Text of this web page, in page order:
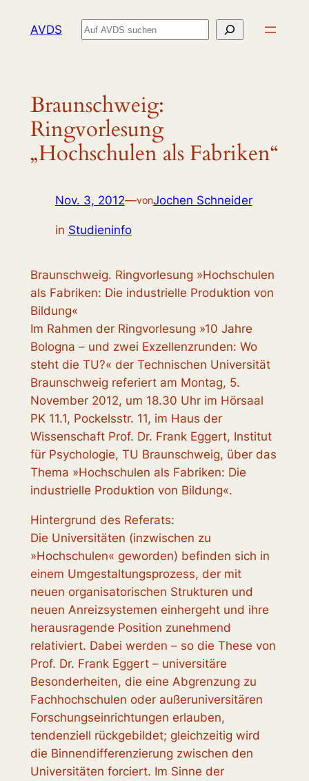
InhaltAVDS Suchen
Braunschweig:
Ringvorlesung
„Hochschulen als Fabriken“
Nov. 3, 2012—vonJochen Schneider
in Studieninfo
Braunschweig. Ringvorlesung »Hochschulen
als Fabriken: Die industrielle Produktion von
Bildung«
Im Rahmen der Ringvorlesung »10 Jahre
Bologna – und zwei Exzellenzrunden: Wo
steht die TU?« der Technischen Universität
Braunschweig referiert am Montag, 5.
November 2012, um 18.30 Uhr im Hörsaal
PK 11.1, Pockelsstr. 11, im Haus der
Wissenschaft Prof. Dr. Frank Eggert, Institut
für Psychologie, TU Braunschweig, über das
Thema »Hochschulen als Fabriken: Die
industrielle Produktion von Bildung«.
Hintergrund des Referats:
Die Universitäten (inzwischen zu
»Hochschulen« geworden) befinden sich in
einem Umgestaltungsprozess, der mit
neuen organisatorischen Strukturen und
neuen Anreizsystemen einhergeht und ihre
herausragende Position zunehmend
relativiert. Dabei werden – so die These von
Prof. Dr. Frank Eggert – universitäre
Besonderheiten, die eine Abgrenzung zu
Fachhochschulen oder außeruniversitären
Forschungseinrichtungen erlauben,
tendenziell rückgebildet; gleichzeitig wird
die Binnendifferenzierung zwischen den
Universitäten forciert. Im Sinne der